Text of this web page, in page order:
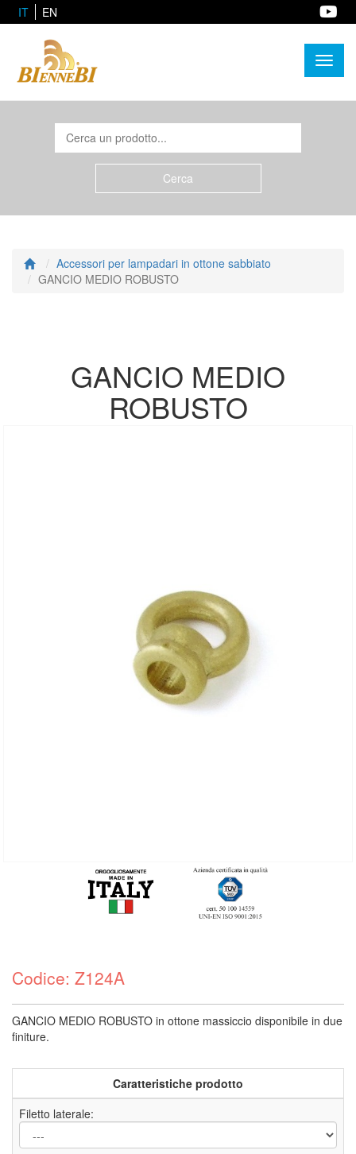
IT EN
Accessori per lampadari in ottone sabbiato
GANCIO MEDIO ROBUSTO
GANCIO MEDIO
ROBUSTO
Codice: Z124A
GANCIO MEDIO ROBUSTO in ottone massiccio disponibile in due
finiture.
Caratteristiche prodotto
Filetto laterale: